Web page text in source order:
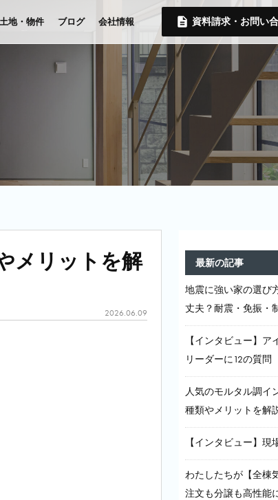
土地・物件 ブログ 会社情報 資料請求・お問い
メリットを解
2026.06.09
最新の記事
地震に強い家の選び
丈夫？耐震・免振・
【インタビュー】
リーダーに12の質問
人気のモルタル調イ
種類やメリットを解
【インタビュー】現
わたしたちが【全棟
注文も分譲も高性能